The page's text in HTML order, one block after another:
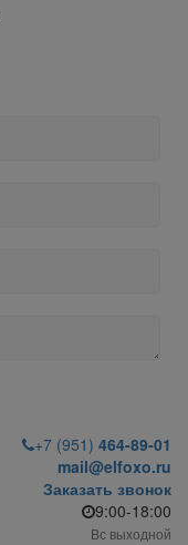
+7 (951) 464-89-01
mail@elfoxo.ru
Заказать звонок
9:00-18:00
Вс выходной